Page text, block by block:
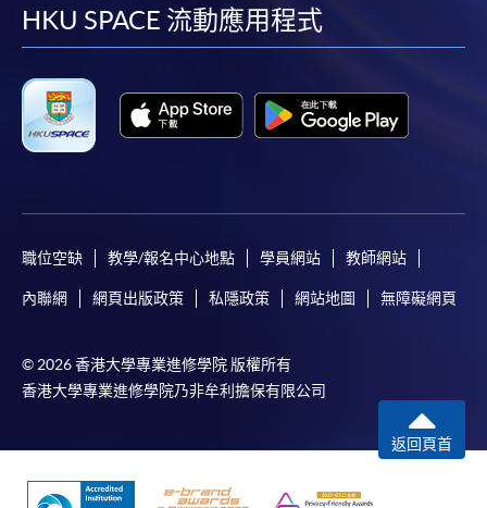
facebook
youtube
linkedin
HKU SPACE 流動應用程式
職位空缺 教學/報名中心地點 學員網站 教師網站
內聯網 網頁出版政策 私隱政策 網站地圖 無障礙網頁
© 2026 香港大學專業進修學院 版權所有
香港大學專業進修學院乃非牟利擔保有限公司
返回頁首